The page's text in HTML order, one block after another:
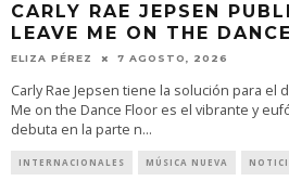
CARLY RAE JEPSEN
LEAVE ME ON THE
ELIZA PÉREZ 7 AGOSTO, 2026
Carly Rae Jepsen tiene la solución para el
Me on the Dance Floor es el vibrante y
debuta en la parte n...
INTERNACIONALES MÚSICA NUEVA